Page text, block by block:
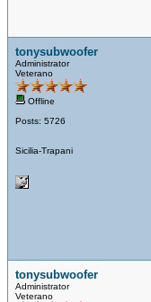
tonysubwoofer
Administrator
Veterano
Offline
Posts: 5726
Sicilia-Trapani
tonysubwoofer
Administrator
Veterano